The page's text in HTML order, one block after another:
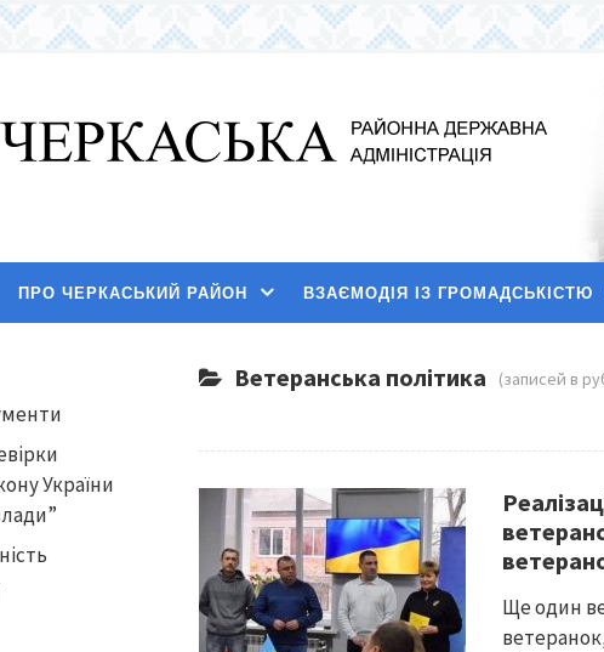
ПРО ЧЕРКАСЬКИЙ РАЙОН ВЗАЄМОДІЯ ІЗ ГРОМАДСЬКІСТЮ
Ветеранська політика (записей в
Ще один
України